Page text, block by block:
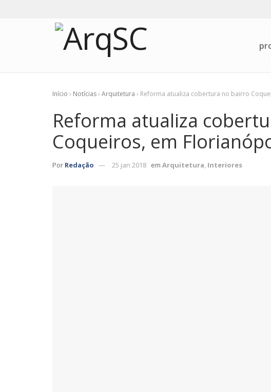
Início › Notícias› Arquitetura › Reforma atualiza cobertura no bairro
Reforma atualiza
Coqueiros, em
Por Redação 25 jan 2018 em Arquitetura, Interiores